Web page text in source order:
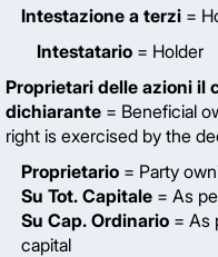
Intestazione a terzi =
Intestatario = Holder
Proprietari delle azioni il
dichiarante = Beneficial
right is exercised by the
Proprietario = Party
Su Tot. Capitale = As
Su Cap. Ordinario = As
capital